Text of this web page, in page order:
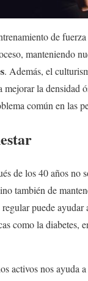
de
manteniendo
. Además, el
mejorar la densidad
común en las
de los 40 años no
también de
puede ayudar
como la diabetes,
activos nos ayuda